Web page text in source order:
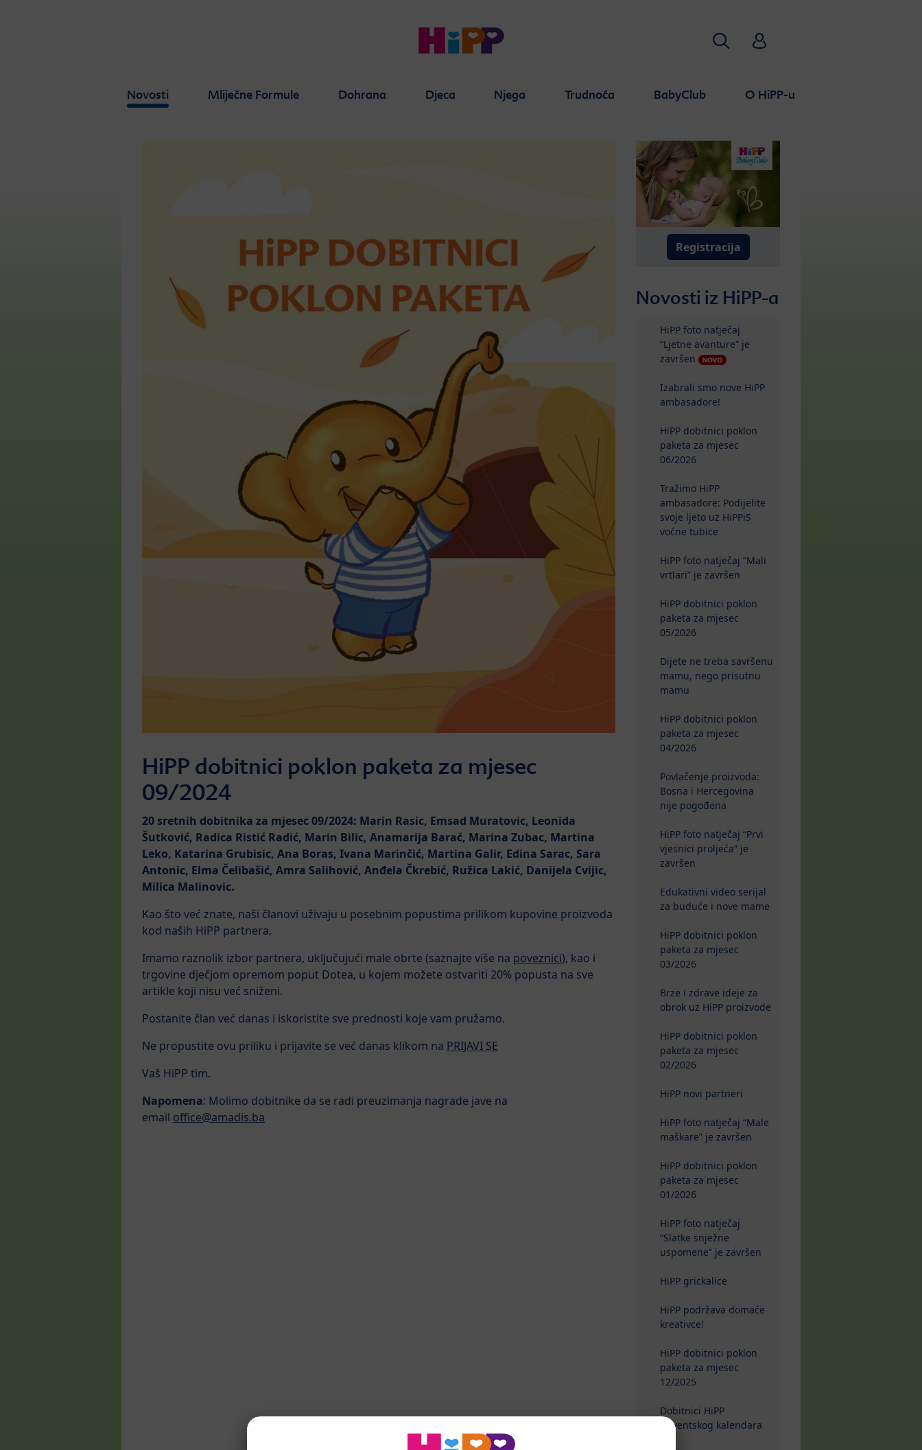
Novosti Mliječne Formule Dohrana Djeca Njega Trudnoća BabyClub O HiPP-u
Traži HiPP Babyclub
HiPP dobitnici poklon paketa za mjesec
09/2024
20 sretnih dobitnika za mjesec 09/2024: Marin Rasic, Emsad Muratovic, Leonida
Šutković, Radica Ristić Radić, Marin Bilic, Anamarija Barać, Marina Zubac, Martina
Leko, Katarina Grubisic, Ana Boras, Ivana Marinčić, Martina Galir, Edina Sarac, Sara
Antonic, Elma Čelibašić, Amra Salihović, Anđela Čkrebić, Ružica Lakić, Danijela Cvijic,
Milica Malinovic.
Kao što već znate, naši članovi uživaju u posebnim popustima prilikom kupovine proizvoda
kod naših HiPP partnera.
Imamo raznolik izbor partnera, uključujući male obrte (saznajte više na poveznici), kao i
trgovine dječjom opremom poput Dotea, u kojem možete ostvariti 20% popusta na sve
artikle koji nisu već sniženi.
Postanite član već danas i iskoristite sve prednosti koje vam pružamo.
Ne propustite ovu priliku i prijavite se već danas klikom na PRIJAVI SE
Vaš HiPP tim.
Napomena: Molimo dobitnike da se radi preuzimanja nagrade jave na
email office@amadis.ba
Registracija
Novosti iz HiPP-a
HiPP foto natječaj
“Ljetne avanture” je
završen
Izabrali smo nove HiPP
ambasadore!
HiPP dobitnici poklon
paketa za mjesec
06/2026
Tražimo HiPP
ambasadore: Podijelite
svoje ljeto uz HiPPiS
voćne tubice
HiPP foto natječaj “Mali
vrtlari” je završen
HiPP dobitnici poklon
paketa za mjesec
05/2026
Dijete ne treba savršenu
mamu, nego prisutnu
mamu
HiPP dobitnici poklon
paketa za mjesec
04/2026
Povlačenje proizvoda:
Bosna i Hercegovina
nije pogođena
HiPP foto natječaj “Prvi
vjesnici proljeća” je
završen
Edukativni video serijal
za buduće i nove mame
HiPP dobitnici poklon
paketa za mjesec
03/2026
Brze i zdrave ideje za
obrok uz HiPP proizvode
HiPP dobitnici poklon
paketa za mjesec
02/2026
HiPP novi partneri
HiPP foto natječaj “Male
maškare” je završen
HiPP dobitnici poklon
paketa za mjesec
01/2026
HiPP foto natječaj
“Slatke snježne
uspomene” je završen
HiPP grickalice
HiPP podržava domaće
kreativce!
HiPP dobitnici poklon
paketa za mjesec
12/2025
Dobitnici HiPP
Adventskog kalendara